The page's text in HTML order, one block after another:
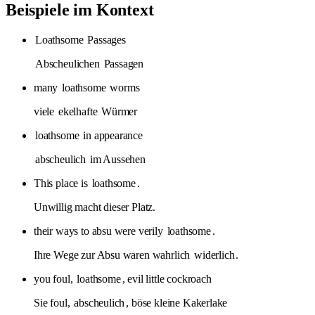
Beispiele im Kontext
Loathsome Passages
Abscheulichen Passagen
many loathsome worms
viele ekelhafte Würmer
loathsome in appearance
abscheulich im Aussehen
This place is loathsome.
Unwillig macht dieser Platz.
their ways to absu were verily loathsome.
Ihre Wege zur Absu waren wahrlich widerlich.
you foul, loathsome, evil little cockroach
Sie foul, abscheulich , böse kleine Kakerlake